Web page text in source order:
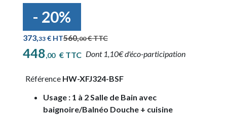
- 20%
373,33€ HTPrix de base
560,00€ TTC
448,00 € TTC Dont 1,10€ d'éco-participation
Référence HW-XFJ324-BSF
Usage : 1 à 2 Salle de Bain avec
baignoire/Balnéo Douche + cuisine